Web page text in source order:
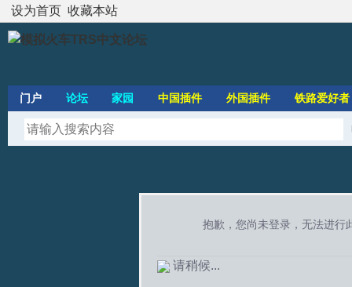
设为首页 收藏本站
门户 论坛 家园 中国插件 外国插件 铁路爱好者
抱歉，您尚未登录，无法进行
请稍候...